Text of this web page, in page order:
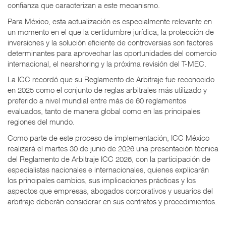
confianza que caracterizan a este mecanismo.
Para México, esta actualización es especialmente relevante en
un momento en el que la certidumbre jurídica, la protección de
inversiones y la solución eficiente de controversias son factores
determinantes para aprovechar las oportunidades del comercio
internacional, el nearshoring y la próxima revisión del T-MEC.
La ICC recordó que su Reglamento de Arbitraje fue reconocido
en 2025 como el conjunto de reglas arbitrales más utilizado y
preferido a nivel mundial entre más de 60 reglamentos
evaluados, tanto de manera global como en las principales
regiones del mundo.
Como parte de este proceso de implementación, ICC México
realizará el martes 30 de junio de 2026 una presentación técnica
del Reglamento de Arbitraje ICC 2026, con la participación de
especialistas nacionales e internacionales, quienes explicarán
los principales cambios, sus implicaciones prácticas y los
aspectos que empresas, abogados corporativos y usuarios del
arbitraje deberán considerar en sus contratos y procedimientos.